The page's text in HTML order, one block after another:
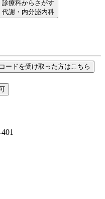
診療科からさがす
代謝・内分泌内科
ードを受け取った方はこちら